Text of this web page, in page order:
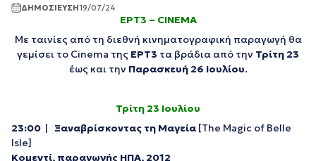
ΔΗΜΟΣΙΕΥΣΗ19/07/24
ΕΡΤ3 – CINEMA
Με ταινίες από τη διεθνή κινηματογραφική παραγωγή θα
γεμίσει το Cinema της ΕΡΤ3 τα βράδια από την Τρίτη 23
έως και την Παρασκευή 26 Ιουλίου.
Τρίτη 23 Ιουλίου
23:00 | Ξαναβρίσκοντας τη Μαγεία [The Magic of Belle
Isle]
Κομεντί, παραγωγής ΗΠΑ, 2012